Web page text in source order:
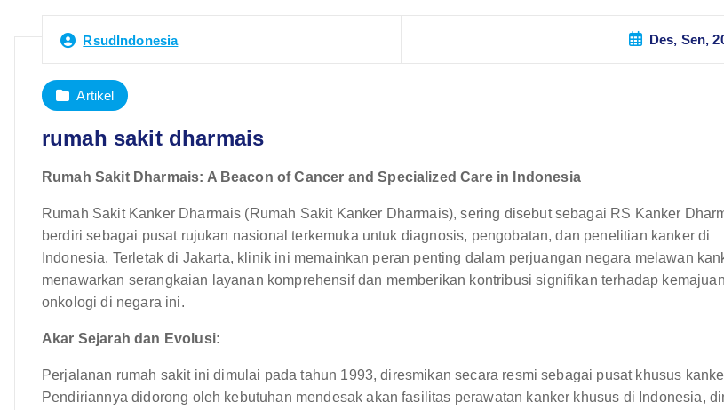
RsudIndonesia Des, Sen,
Artikel
rumah sakit dharmais
Rumah Sakit Dharmais: A Beacon of Cancer and Specialized Care in Indonesia
Rumah Sakit Kanker Dharmais (Rumah Sakit Kanker Dharmais), sering disebut sebagai RS Kanker
berdiri sebagai pusat rujukan nasional terkemuka untuk diagnosis, pengobatan, dan penelitian kanker di
Indonesia. Terletak di Jakarta, klinik ini memainkan peran penting dalam perjuangan negara melawan
menawarkan serangkaian layanan komprehensif dan memberikan kontribusi signifikan terhadap kemajuan
onkologi di negara ini.
Akar Sejarah dan Evolusi:
Perjalanan rumah sakit ini dimulai pada tahun 1993, diresmikan secara resmi sebagai pusat khusus
Pendiriannya didorong oleh kebutuhan mendesak akan fasilitas perawatan kanker khusus di Indonesia,